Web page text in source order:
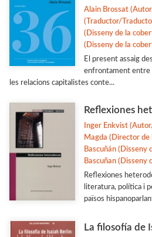
Alain Brossat
(Traductor/
(Disseny de la
(Disseny de la
El present assaig
enfrontament entre
les relacions capitalistes conte...
Reflexiones
Inger Enkvist
Magda (Director de
Bascuñán (Disseny
Bascuñan (Disseny
Reflexiones
literatura, política i
països
La filosofía de